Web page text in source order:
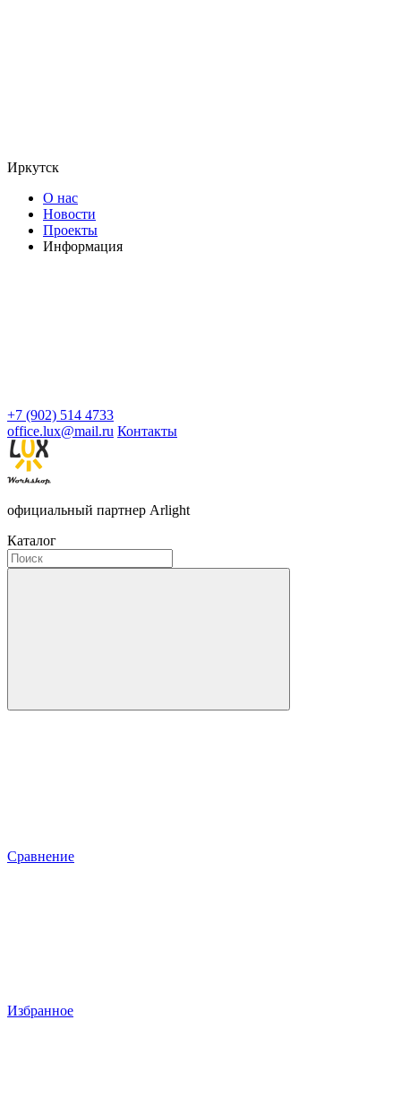
Иркутск
О нас
Новости
Проекты
Информация
+7 (902) 514 4733
office.lux@mail.ru Контакты
официальный партнер Arlight
Каталог
Сравнение
Избранное